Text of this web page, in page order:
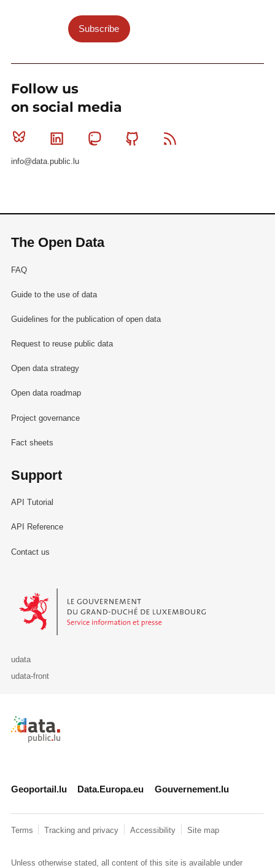
Subscribe
Follow us
on social media
Bluesky Linkedin MastodonGithub
info@data.public.lu
The Open Data
FAQ
Guide to the use of data
Guidelines for the publication of open data
Request to reuse public data
Open data strategy
Open data roadmap
Project governance
Fact sheets
Support
API Tutorial
API Reference
Contact us
Le Gouvernement du Grand-Duché de Luxembourg - Service
udata
udata-front
Retour à l'accueil de data.public.lu
Geoportail.lu Data.Europa.eu Gouvernement.lu
Terms Tracking and privacy Accessibility Site map
Unless otherwise stated, all content of this site is available under